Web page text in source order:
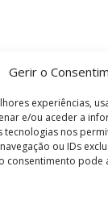
Gerir o
experiências,
e/ou aceder a
tecnologias nos
ou IDs
consentimento pode